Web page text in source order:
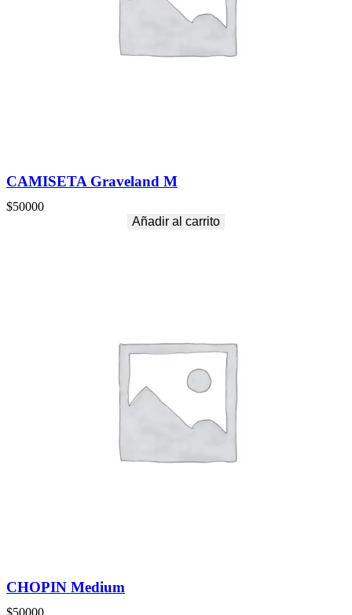
CAMISETA Graveland M
$50000
Añadir al carrito
CHOPIN Medium